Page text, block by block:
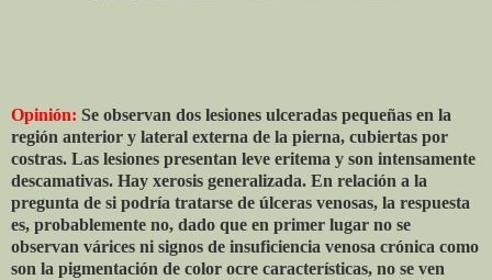
Opinión: Se observan dos lesiones ulceradas pequeñas en la
región anterior y lateral externa de la pierna, cubiertas por
costras. Las lesiones presentan leve eritema y son intensamente
descamativas. Hay xerosis generalizada. En relación a la
pregunta de si podría tratarse de úlceras venosas, la respuesta
es, probablemente no, dado que en primer lugar no se
observan várices ni signos de insuficiencia venosa crónica como
son la pigmentación de color ocre características, no se ven